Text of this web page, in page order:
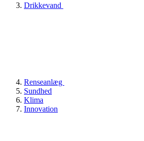
Drikkevand
Renseanlæg
Sundhed
Klima
Innovation